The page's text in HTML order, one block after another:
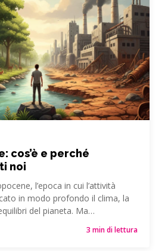
cos’è e perché
noi
l’epoca in cui l’attività
in modo profondo il clima, la
del pianeta. Ma…
3 min di lettura